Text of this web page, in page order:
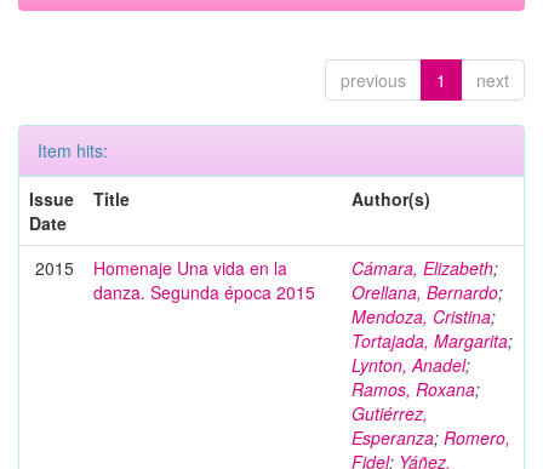
previous 1 next
Item hits:
Issue
Date
Title Author(s)
2015
Homenaje Una vida en la
danza. Segunda época 2015
Cámara, Elizabeth;
Orellana, Bernardo;
Mendoza, Cristina;
Tortajada, Margarita;
Lynton, Anadel;
Ramos, Roxana;
Gutiérrez,
Esperanza; Romero,
Fidel; Yáñez,